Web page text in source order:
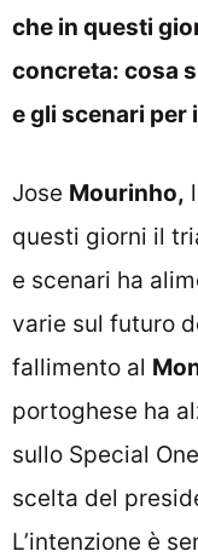
che in questi
concreta: cosa
e gli scenari per
Jose Mourinho,
questi giorni il
e scenari ha
varie sul futuro
fallimento al
portoghese ha
sullo Special
scelta del
L’intenzione è